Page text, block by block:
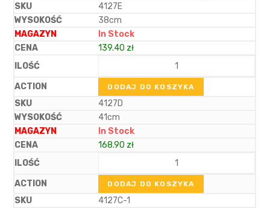
4127E
38cm
In Stock
139.40 zł
DODAJ DO KOSZYKA
4127D
41cm
In Stock
168.90 zł
DODAJ DO KOSZYKA
4127C-1